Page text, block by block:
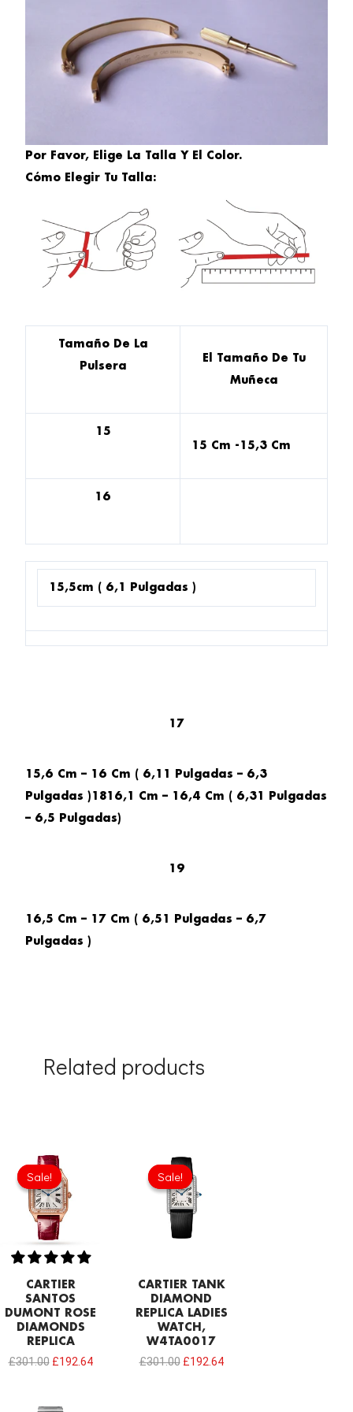
Por Favor, Elige La Talla Y El Color.
Cómo Elegir Tu Talla:
Tamaño De La
Pulsera
El Tamaño De Tu
Muñeca
15
15 Cm -15,3 Cm
16
15,5cm ( 6,1 Pulgadas )
17
15,6 Cm – 16 Cm ( 6,11 Pulgadas – 6,3
Pulgadas )1816,1 Cm – 16,4 Cm ( 6,31 Pulgadas
– 6,5 Pulgadas)
19
16,5 Cm – 17 Cm ( 6,51 Pulgadas – 6,7
Pulgadas )
Related products
Sale!
Sale!
CARTIER
SANTOS
DUMONT ROSE
DIAMONDS
REPLICA
£301.00
Original
price
was:
£301.00.
£192.64
Sale!
Sale!
CARTIER TANK
DIAMOND
REPLICA LADIES
WATCH,
W4TA0017
£301.00
price
was:
£301.00.
£192.64